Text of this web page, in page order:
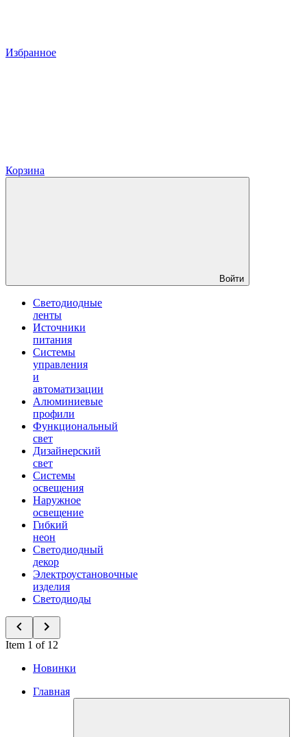
Избранное
Корзина
Войти
Светодиодные
ленты
Источники
питания
Системы
управления
и
автоматизации
Алюминиевые
профили
Функциональный
свет
Дизайнерский
свет
Системы
освещения
Наружное
освещение
Гибкий
неон
Светодиодный
декор
Электроустановочные
изделия
Светодиоды
Item 1 of 12
Новинки
Главная